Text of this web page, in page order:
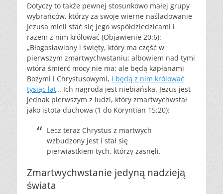
Dotyczy to także pewnej stosunkowo małej grupy
wybrańców, którzy za swoje wierne naśladowanie
Jezusa mieli stać się jego współdziedzicami i
razem z nim królować (Objawienie 20:6):
„Błogosławiony i święty, który ma część w
pierwszym zmartwychwstaniu; albowiem nad tymi
wtóra śmierć mocy nie ma; ale będą kapłanami
Bożymi i Chrystusowymi, i będą z nim królować
tysiąc lat„. Ich nagroda jest niebiańska. Jezus jest
jednak pierwszym z ludzi, który zmartwychwstał
jako istota duchowa (1 do Koryntian 15:20):
Lecz teraz Chrystus z martwych
wzbudzony jest i stał się
pierwiastkiem tych, którzy zasnęli.
Zmartwychwstanie jedyną nadzieją
świata